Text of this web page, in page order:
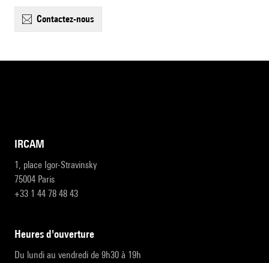
contactez-nous
IRCAM
1, place Igor-Stravinsky
75004 Paris
+33 1 44 78 48 43
heures d'ouverture
Du lundi au vendredi de 9h30 à 19h